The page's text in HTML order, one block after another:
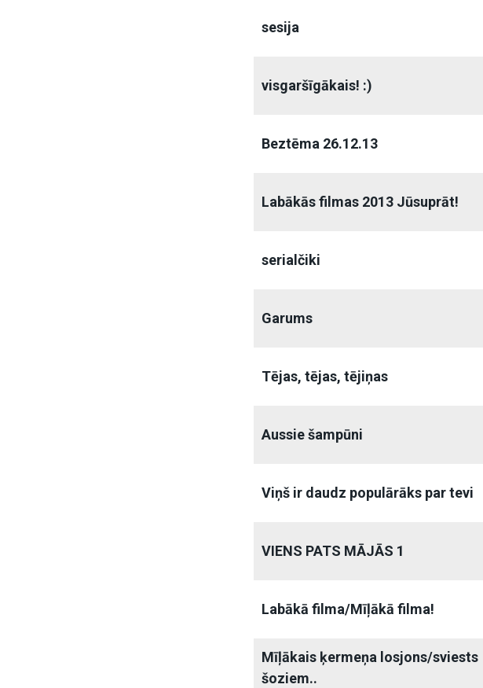
sesija
visgaršīgākais! :)
Beztēma 26.12.13
Labākās filmas 2013 Jūsuprāt!
serialčiki
Garums
Tējas, tējas, tējiņas
Aussie šampūni
Viņš ir daudz populārāks par tevi
VIENS PATS MĀJĀS 1
Labākā filma/Mīļākā filma!
Mīļākais ķermeņa losjons/sviests
šoziem..